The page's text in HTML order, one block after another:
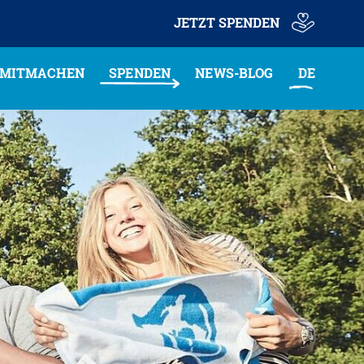
JETZT SPENDEN
MITMACHEN
& Volunteer
an Schulen
SPENDEN
Online
Spende als Geschenk
Unternehmen
Gönner:in
NEWS-BLOG DE